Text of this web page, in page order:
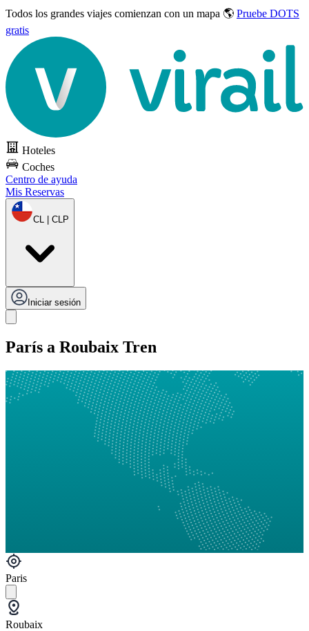
Todos los grandes viajes comienzan con un mapa 🌎 Pruebe DOTS
gratis
Hoteles
Coches
Centro de ayuda
Mis Reservas
CL | CLP
Iniciar sesión
París a Roubaix Tren
Paris
Roubaix